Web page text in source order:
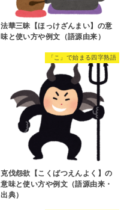
法華三昧【ほっけざんまい】の意
味と使い方や例文（語源由来）
「こ」で始まる四字熟語
克伐怨欲【こくばつえんよく】の
意味と使い方や例文（語源由来・
出典）